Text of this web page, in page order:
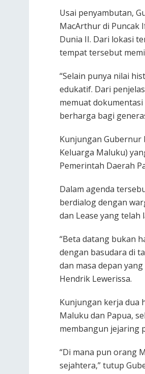
Usai penyambutan,
MacArthur di Puncak
Dunia II. Dari lokasi
tempat tersebut
“Selain punya nilai
edukatif. Dari
memuat
berharga bagi
Kunjungan Gubernur
Keluarga Maluku)
Pemerintah Daerah
Dalam agenda
berdialog dengan
dan Lease yang telah
“Beta datang bukan
dengan basudara di
dan masa depan
Hendrik Lewerissa.
Kunjungan kerja dua
Maluku dan Papua,
membangun jejaring
“Di mana pun orang
sejahtera,” tutup